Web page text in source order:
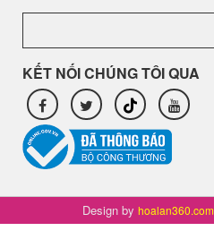
KẾT NỐI CHÚNG TÔI QUA
Design by hoalan360.com